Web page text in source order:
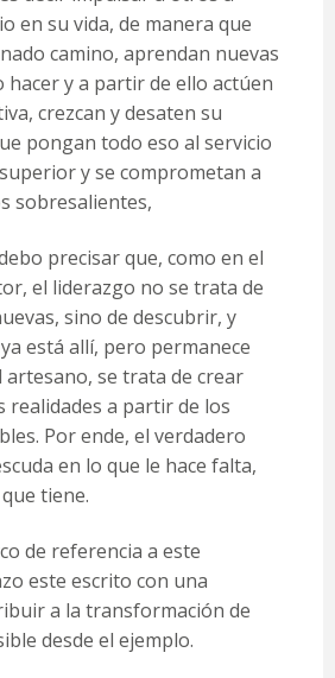
en su vida, de manera que
camino, aprendan nuevas
hacer y a partir de ello actúen
crezcan y desaten su
pongan todo eso al servicio
y se comprometan a
sobresalientes,
precisar que, como en el
el liderazgo no se trata de
sino de descubrir, y
está allí, pero permanece
artesano, se trata de crear
realidades a partir de los
Por ende, el verdadero
en lo que le hace falta,
tiene.
de referencia a este
este escrito con una
a la transformación de
desde el ejemplo.